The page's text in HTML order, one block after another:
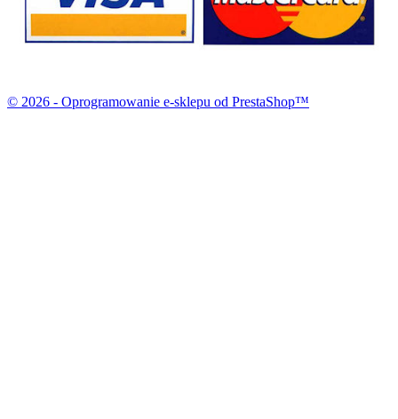
© 2026 - Oprogramowanie e-sklepu od PrestaShop™